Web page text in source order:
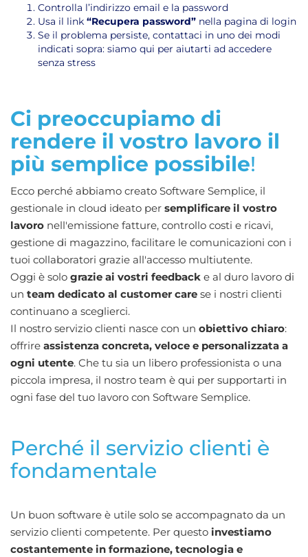
Controlla l’indirizzo email e la password
Usa il link “Recupera password” nella pagina di login
Se il problema persiste, contattaci in uno dei modi
indicati sopra: siamo qui per aiutarti ad accedere
senza stress
Ci preoccupiamo di
rendere il vostro lavoro il
più semplice possibile!
Ecco perché abbiamo creato Software Semplice, il
gestionale in cloud ideato per semplificare il vostro
lavoro nell'emissione fatture, controllo costi e ricavi,
gestione di magazzino, facilitare le comunicazioni con i
tuoi collaboratori grazie all'accesso multiutente.
Oggi è solo grazie ai vostri feedback e al duro lavoro di
un team dedicato al customer care se i nostri clienti
continuano a sceglierci.
Il nostro servizio clienti nasce con un obiettivo chiaro:
offrire assistenza concreta, veloce e personalizzata a
ogni utente. Che tu sia un libero professionista o una
piccola impresa, il nostro team è qui per supportarti in
ogni fase del tuo lavoro con Software Semplice.
Perché il servizio clienti è
fondamentale
Un buon software è utile solo se accompagnato da un
servizio clienti competente. Per questo investiamo
costantemente in formazione, tecnologia e